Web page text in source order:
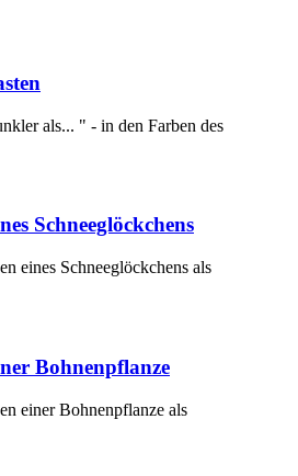
als... " - in den Farben des
Schneeglöckchens
eines Schneeglöckchens als
Bohnenpflanze
einer Bohnenpflanze als